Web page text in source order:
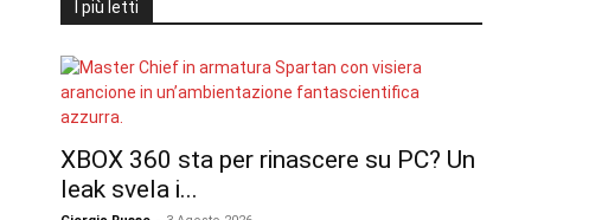
I più letti
XBOX 360 sta per rinascere su PC? Un
leak svela i...